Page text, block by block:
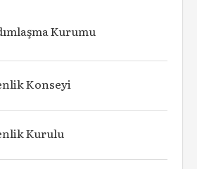
Kurumu
Konseyi
Kurulu